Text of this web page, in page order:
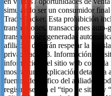
simulando ser un consumidor
TradeTracker. Esta prohibición
transacciones, transacciones
transacciones generadas
afiliados deberán respetar la
privacidad. 2.8. Información del
información del sitio web como
mostrar una explicación detallada
fuentes del tráfico del afiliado.
registrarse con el “tipo de sitio” y